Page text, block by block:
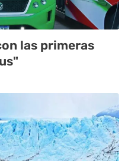
las primeras